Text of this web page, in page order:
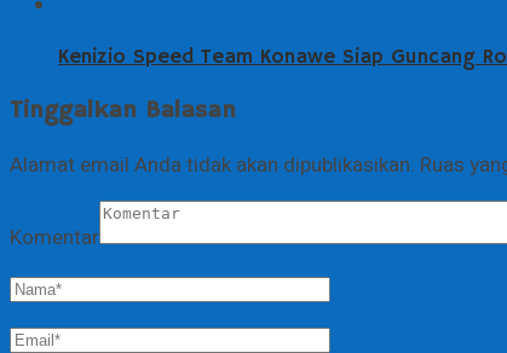
Kenizio Speed Team Konawe Siap Guncang
Tinggalkan Balasan
Alamat email Anda tidak akan dipublikasikan. Ruas
Komentar